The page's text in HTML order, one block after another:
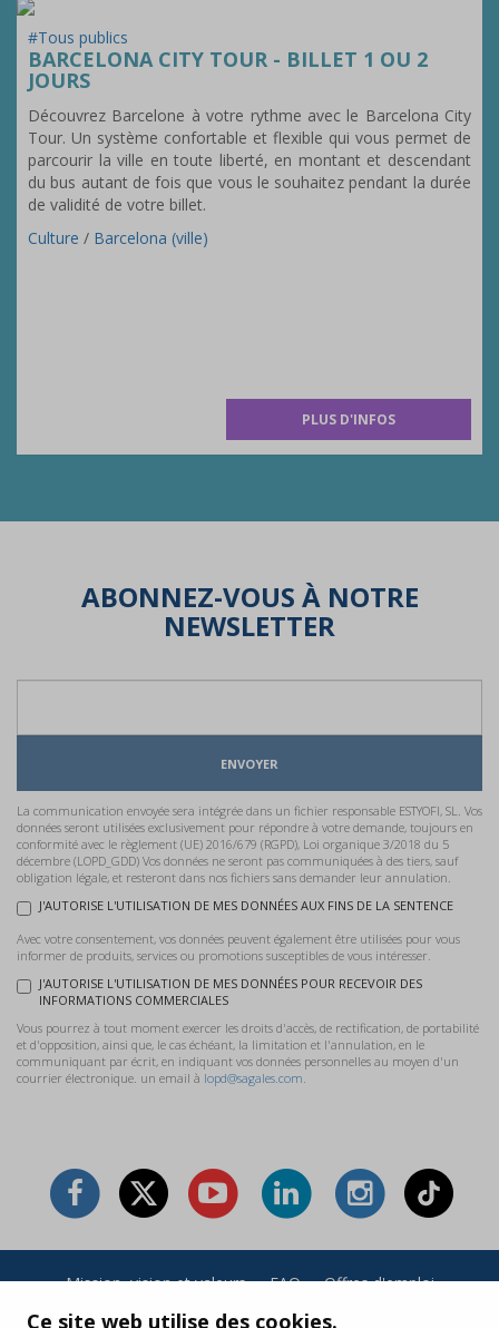
Ce site web utilise des cookies.
#Tous publics
BARCELONA CITY TOUR - BILLET 1 OU 2
JOURS
Découvrez Barcelone à votre rythme avec le Barcelona City
Tour. Un système confortable et flexible qui vous permet de
parcourir la ville en toute liberté, en montant et descendant
du bus autant de fois que vous le souhaitez pendant la durée
de validité de votre billet.
Culture / Barcelona (ville)
PLUS D'INFOS
ABONNEZ-VOUS À NOTRE
NEWSLETTER
ENVOYER
La communication envoyée sera intégrée dans un fichier responsable ESTYOFI, SL. Vos
données seront utilisées exclusivement pour répondre à votre demande, toujours en
conformité avec le règlement (UE) 2016/679 (RGPD), Loi organique 3/2018 du 5
décembre (LOPD_GDD) Vos données ne seront pas communiquées à des tiers, sauf
obligation légale, et resteront dans nos fichiers sans demander leur annulation.
J'AUTORISE L'UTILISATION DE MES DONNÉES AUX FINS DE LA SENTENCE
Avec votre consentement, vos données peuvent également être utilisées pour vous
informer de produits, services ou promotions susceptibles de vous intéresser.
J'AUTORISE L'UTILISATION DE MES DONNÉES POUR RECEVOIR DES
INFORMATIONS COMMERCIALES
Vous pourrez à tout moment exercer les droits d'accès, de rectification, de portabilité
et d'opposition, ainsi que, le cas échéant, la limitation et l'annulation, en le
communiquant par écrit, en indiquant vos données personnelles au moyen d'un
courrier électronique. un email à lopd@sagales.com.
Mission, vision et valeurs · FAQ · Offres d'emploi
Conditions générales et politique de confidentialité